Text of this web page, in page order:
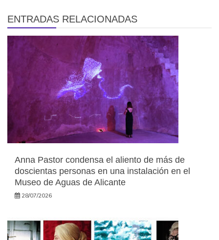
ENTRADAS RELACIONADAS
Anna Pastor condensa el aliento de más de
doscientas personas en una instalación en el
Museo de Aguas de Alicante
28/07/2026